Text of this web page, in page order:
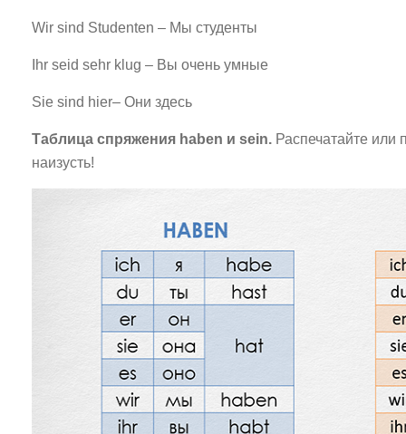
Wir sind Studenten – Мы студенты
Ihr seid sehr klug – Вы очень умные
Sie sind hier– Они здесь
Таблица спряжения haben и sein. Распечатайте или
наизусть!